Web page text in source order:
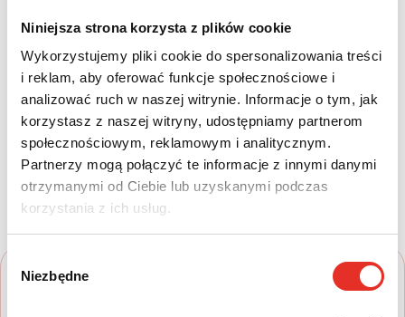
Niniejsza strona korzysta z plików cookie
Wykorzystujemy pliki cookie do spersonalizowania treści
i reklam, aby oferować funkcje społecznościowe i
analizować ruch w naszej witrynie. Informacje o tym, jak
korzystasz z naszej witryny, udostępniamy partnerom
społecznościowym, reklamowym i analitycznym.
Partnerzy mogą połączyć te informacje z innymi danymi
otrzymanymi od Ciebie lub uzyskanymi podczas
korzystania z ich usług.
Wybór
zgody
Niezbędne
Leasing netto od:
2 015 zł
2 478 zł brutto / msc.
Cena brutto:
158 730 zł
Twój nowy samochód w kilku
prostych krokach